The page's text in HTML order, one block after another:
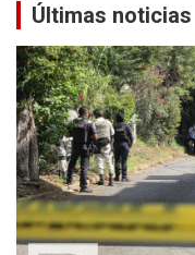
Últimas noticias